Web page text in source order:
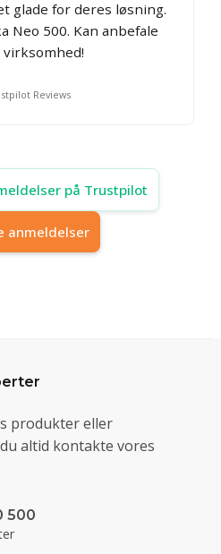
glade for deres løsning.
Neo 500. Kan anbefale
Reviews
på Trustpilot
anmeldelser
produkter eller
altid kontakte vores
500